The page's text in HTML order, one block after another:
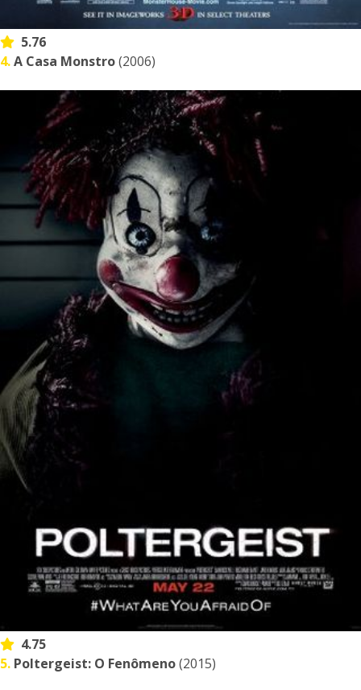
5.76
4.A Casa Monstro(2006)
4.75
5. Poltergeist: O Fenômeno(2015)